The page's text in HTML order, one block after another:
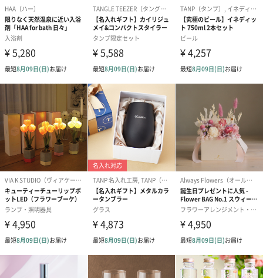
プリザーブドフラワー
ブーケ（ピンク）
（2,580円）
プリザーブドフラワー
ブーケ（ブルー）
（2,580円）
アミュレット
ク）（1,500円
愛らしいぬいぐるみを同梱してお届けします。
誕生日・記念日・出産祝いなどのシーンにおすすめです。
フラワーテディベア
（2,390円）
テディベア（バニラ）
（1,760円）
テディベア（
ル）（1,760円